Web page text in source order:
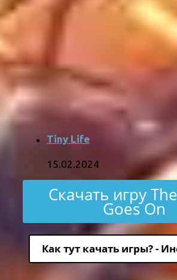
Tiny Life
15.02.2024
Скачать игру
Goes On
Как тут качать игры? -